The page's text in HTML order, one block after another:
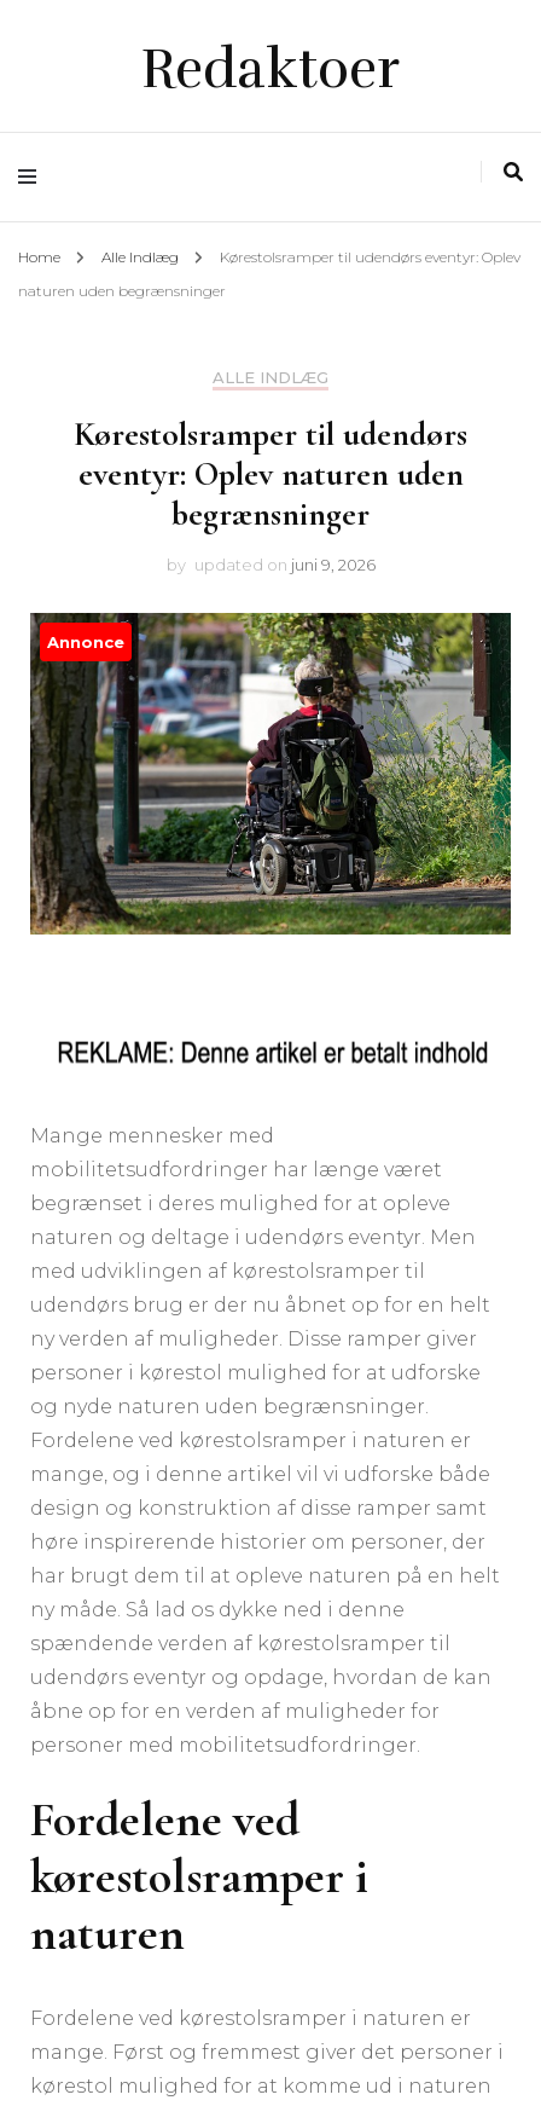
Redaktoer
Home Alle Indlæg
Kørestolsramper til udendørs eventyr: Oplev
naturen uden begrænsninger
ALLE INDLÆG
Kørestolsramper til udendørs
eventyr: Oplev naturen uden
begrænsninger
by updated on juni 9, 2026
Annonce
Mange mennesker med
mobilitetsudfordringer har længe været
begrænset i deres mulighed for at opleve
naturen og deltage i udendørs eventyr. Men
med udviklingen af kørestolsramper til
udendørs brug er der nu åbnet op for en helt
ny verden af muligheder. Disse ramper giver
personer i kørestol mulighed for at udforske
og nyde naturen uden begrænsninger.
Fordelene ved kørestolsramper i naturen er
mange, og i denne artikel vil vi udforske både
design og konstruktion af disse ramper samt
høre inspirerende historier om personer, der
har brugt dem til at opleve naturen på en helt
ny måde. Så lad os dykke ned i denne
spændende verden af kørestolsramper til
udendørs eventyr og opdage, hvordan de kan
åbne op for en verden af muligheder for
personer med mobilitetsudfordringer.
Fordelene ved
kørestolsramper i
naturen
Fordelene ved kørestolsramper i naturen er
mange. Først og fremmest giver det personer i
kørestol mulighed for at komme ud i naturen